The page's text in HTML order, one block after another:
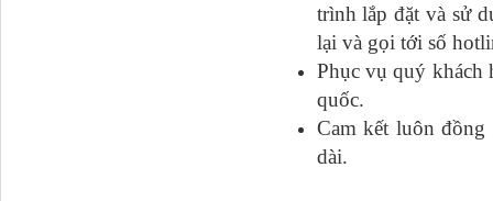
trình lắp đặt và sử
lại và gọi tới số
Phục vụ quý khách
quốc.
Cam kết luôn
dài.